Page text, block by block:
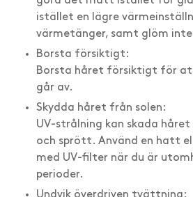
istället en lägre
värmetänger, samt glöm
Borsta försiktigt:
Borsta håret försiktigt för
går av.
Skydda håret från solen:
UV-strålning kan skada
och sprött. Använd en hatt
med UV-filter när du är
perioder.